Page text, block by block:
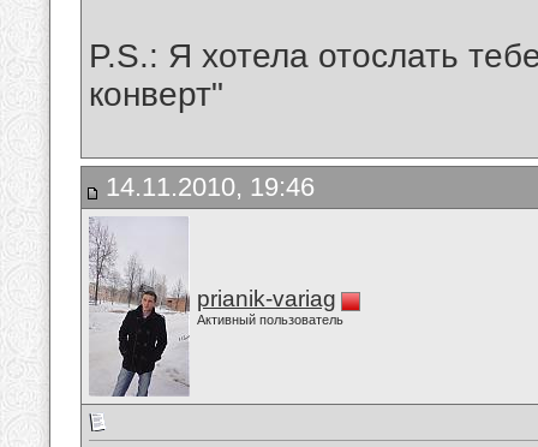
P.S.: Я хотела отослать
конверт"
14.11.2010, 19:46
prianik-variag
Активный пользователь